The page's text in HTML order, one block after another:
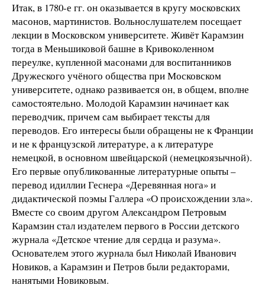
Итак, в 1780-е гг. он оказывается в кругу московских
масонов, мартинистов. Вольнослушателем посещает
лекции в Московском университете. Живёт Карамзин
тогда в Меньшиковой башне в Кривоколенном
переулке, купленной масонами для воспитанников
Дружеского учёного общества при Московском
университете, однако развивается он, в общем, вполне
самостоятельно. Молодой Карамзин начинает как
переводчик, причем сам выбирает тексты для
переводов. Его интересы были обращены не к Франции
и не к французской литературе, а к литературе
немецкой, в основном швейцарской (немецкоязычной).
Его первые опубликованные литературные опыты –
перевод идиллии Геснера «Деревянная нога» и
дидактической поэмы Галлера «О происхождении зла».
Вместе со своим другом Александром Петровым
Карамзин стал издателем первого в России детского
журнала «Детское чтение для сердца и разума».
Основателем этого журнала был Николай Иванович
Новиков, а Карамзин и Петров были редакторами,
нанятыми Новиковым.